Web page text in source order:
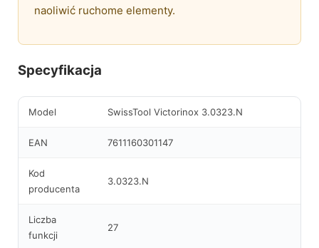
naoliwić ruchome elementy.
Specyfikacja
Model SwissTool Victorinox 3.0323.N
EAN 7611160301147
Kod
producenta
3.0323.N
Liczba
funkcji
27